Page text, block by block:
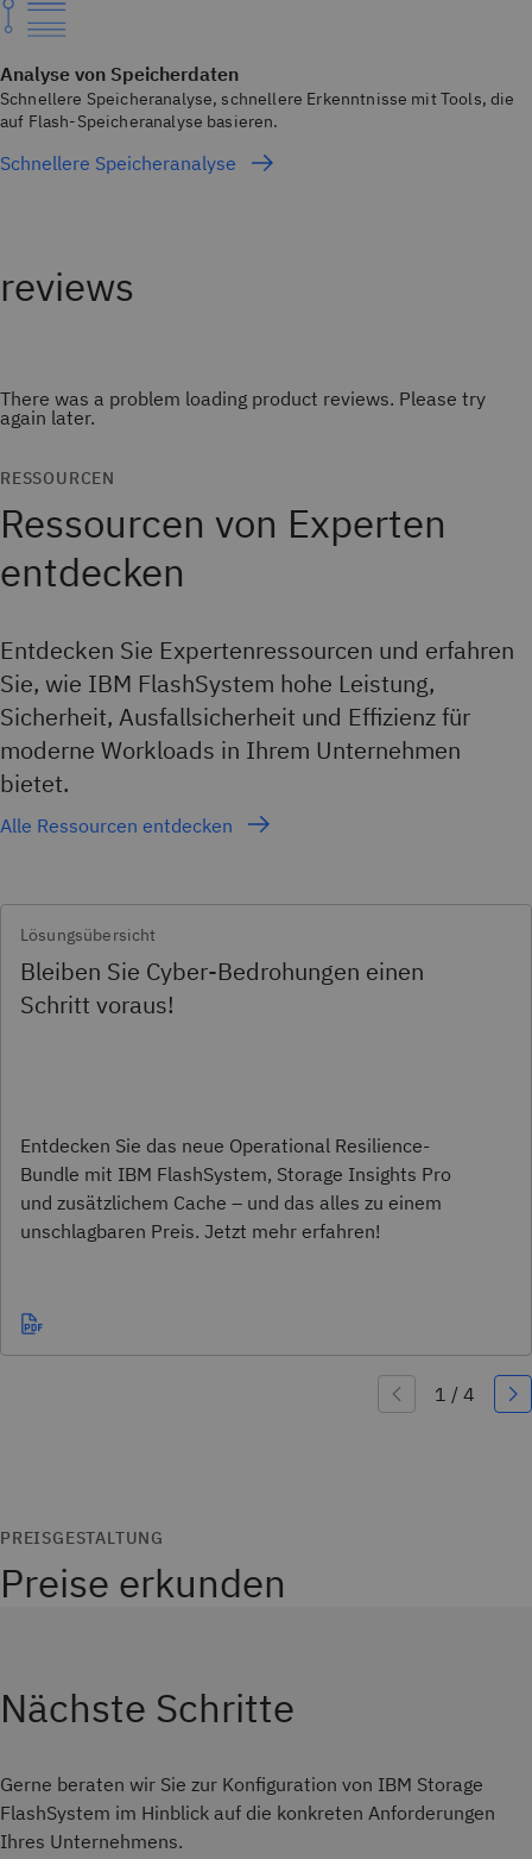
Analyse von Speicherdaten
Schnellere Speicheranalyse, schnellere Erkenntnisse mit Tools, die
auf Flash-Speicheranalyse basieren.
Schnellere Speicheranalyse
There was a problem loading product reviews. Please try
again later.
RESSOURCEN
Ressourcen von Experten
entdecken
Entdecken Sie Expertenressourcen und erfahren
Sie, wie IBM FlashSystem hohe Leistung,
Sicherheit, Ausfallsicherheit und Effizienz für
moderne Workloads in Ihrem Unternehmen
bietet.
Alle Ressourcen entdecken
Lösungsübersicht
Bleiben Sie Cyber-Bedrohungen einen
Schritt voraus!
Entdecken Sie das neue Operational Resilience-
Bundle mit IBM FlashSystem, Storage Insights Pro
und zusätzlichem Cache – und das alles zu einem
unschlagbaren Preis. Jetzt mehr erfahren!
PREISGESTALTUNG
Preise erkunden
Nächste Schritte
Gerne beraten wir Sie zur Konfiguration von IBM Storage
FlashSystem im Hinblick auf die konkreten Anforderungen
Ihres Unternehmens.